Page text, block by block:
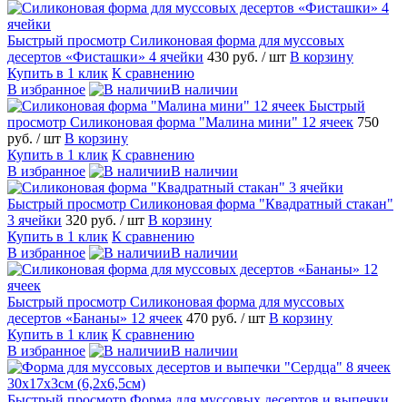
Быстрый просмотр Силиконовая форма для муссовых
десертов «Фисташки» 4 ячейки 430 руб. / шт В корзину
Купить в 1 клик К сравнению
В избранное
В наличии
Быстрый
просмотр Силиконовая форма "Малина мини" 12 ячеек 750
руб. / шт В корзину
Купить в 1 клик К сравнению
В избранное
В наличии
Быстрый просмотр Силиконовая форма "Квадратный стакан"
3 ячейки 320 руб. / шт В корзину
Купить в 1 клик К сравнению
В избранное
В наличии
Быстрый просмотр Силиконовая форма для муссовых
десертов «Бананы» 12 ячеек 470 руб. / шт В корзину
Купить в 1 клик К сравнению
В избранное
В наличии